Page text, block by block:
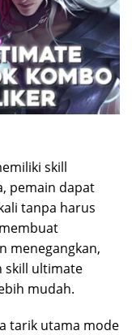
skill
pemain dapat
tanpa harus
menegangkan,
skill ultimate
mudah.
tarik utama mode